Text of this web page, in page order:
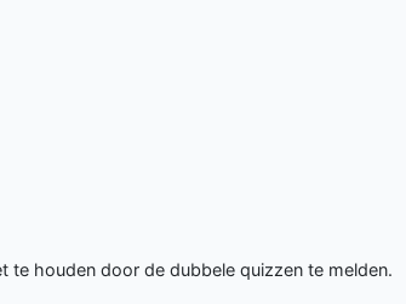
te houden door de dubbele quizzen te melden.